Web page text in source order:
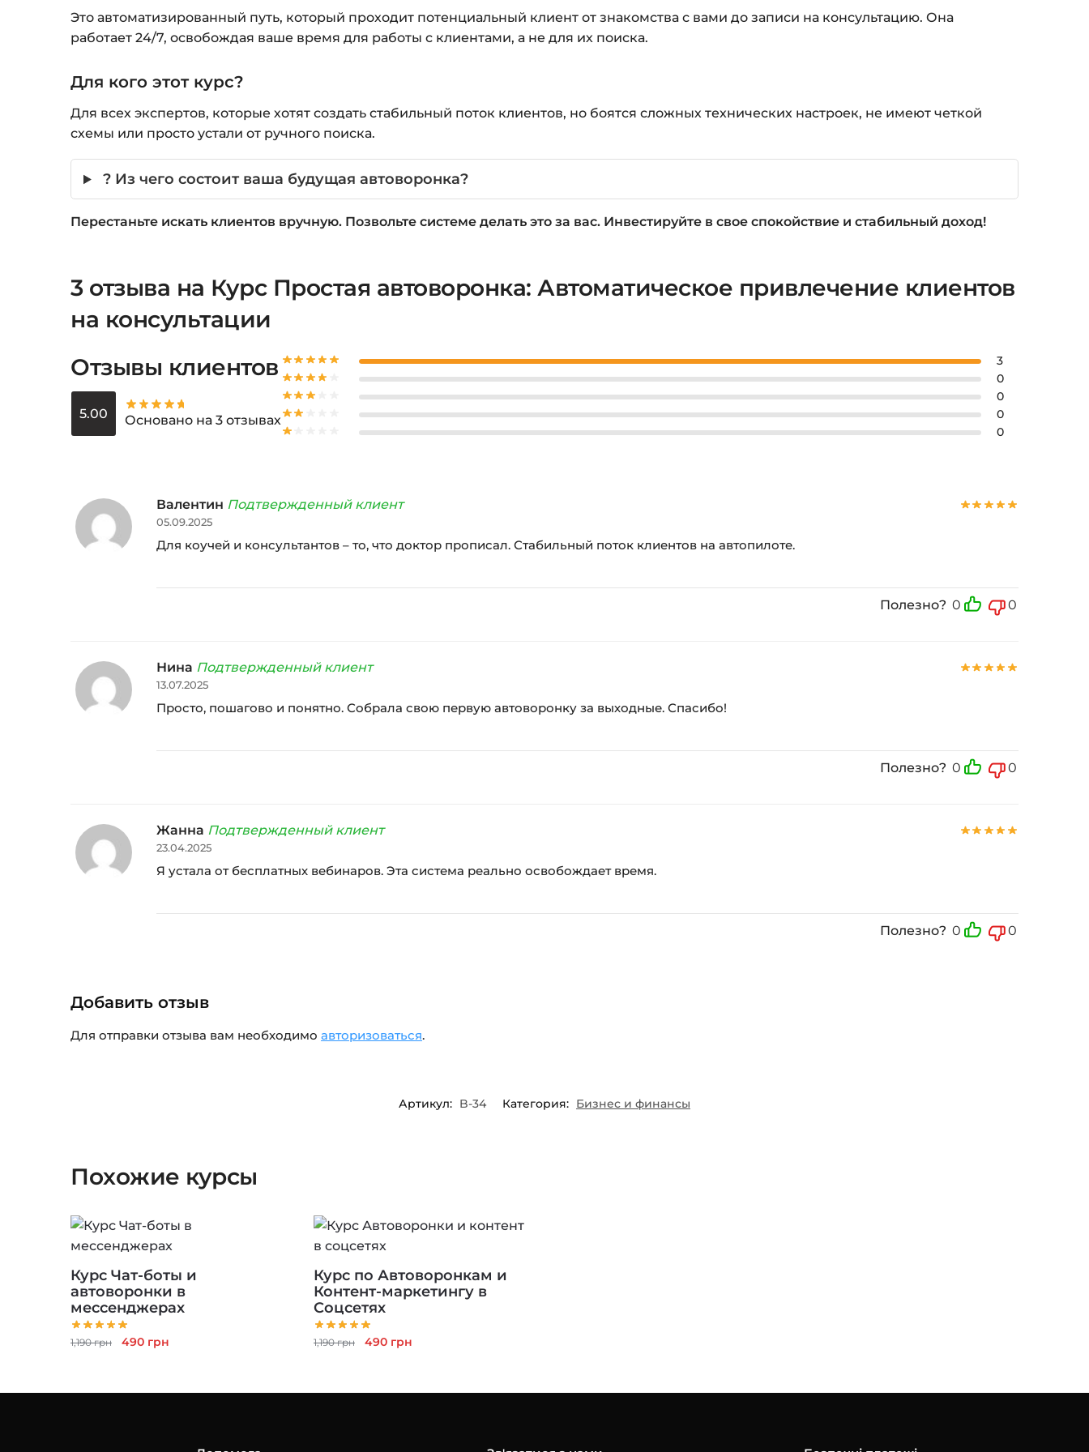
Это автоматизированный путь, который проходит потенциальный клиент от знакомства с вами до записи на консультацию. Она
работает 24/7, освобождая ваше время для работы с клиентами, а не для их поиска.
Для кого этот курс?
Для всех экспертов, которые хотят создать стабильный поток клиентов, но боятся сложных технических настроек, не имеют четкой
схемы или просто устали от ручного поиска.
? Из чего состоит ваша будущая автоворонка?
Перестаньте искать клиентов вручную. Позвольте системе делать это за вас. Инвестируйте в свое спокойствие и стабильный доход!
3 отзыва на Курс Простая автоворонка: Автоматическое привлечение клиентов
на консультации
Отзывы клиентов
5.00 Основано на 3 отзывах
3
0
0
0
0
Валентин Подтвержденный клиент
05.09.2025
Для коучей и консультантов – то, что доктор прописал. Стабильный поток клиентов на автопилоте.
Полезно? 0 0
Нина Подтвержденный клиент
13.07.2025
Просто, пошагово и понятно. Собрала свою первую автоворонку за выходные. Спасибо!
Полезно? 0 0
Жанна Подтвержденный клиент
23.04.2025
Я устала от бесплатных вебинаров. Эта система реально освобождает время.
Полезно? 0 0
Добавить отзыв
Для отправки отзыва вам необходимоавторизоваться.
Артикул: B-34 Категория: Бизнес и финансы
Похожие курсы
Курс Чат-боты и
автоворонки в
мессенджерах
1,190грн
Первоначальная
1,190 грн.
490 грн
Курс по Автоворонкам и
Контент-маркетингу в
Соцсетях
1,190грн
Первоначальная
1,190 грн.
490 грн